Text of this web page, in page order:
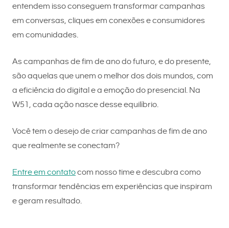
entendem isso conseguem transformar campanhas
em conversas, cliques em conexões e consumidores
em comunidades.
As campanhas de fim de ano do futuro, e do presente,
são aquelas que unem o melhor dos dois mundos, com
a eficiência do digital e a emoção do presencial. Na
W51, cada ação nasce desse equilíbrio.
Você tem o desejo de criar campanhas de fim de ano
que realmente se conectam?
Entre em contatocom nosso time e descubra como
transformar tendências em experiências que inspiram
e geram resultado.